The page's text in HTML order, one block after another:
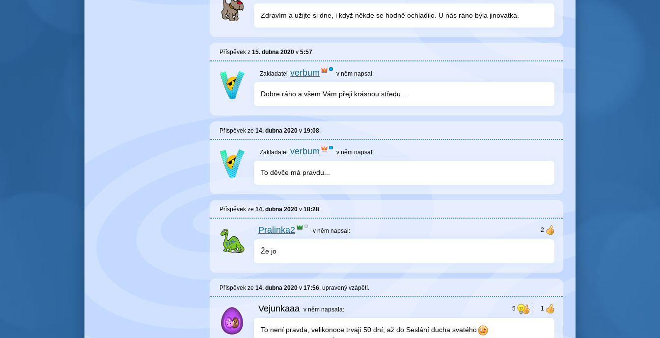
Zdravím a užijte si dne, i když někde se hodně ochladilo. U nás ráno byla jinovatka.
Příspěvek z 15. dubna 2020 v 5:57.
verbum v něm napsal:
Dobre ráno a všem Vám přeji krásnou středu...
Příspěvek ze 14. dubna 2020 v 19:08.
verbum v něm napsal:
To děvče má pravdu...
Příspěvek ze 14. dubna 2020 v 18:28.
Pralinka2 v něm napsal:
Že jo
Příspěvek ze 14. dubna 2020 v 17:56, upravený vzápětí.
Vejunkaaa v něm napsala:
To není pravda, velikonoce trvají 50 dní, až do Seslání ducha svatého